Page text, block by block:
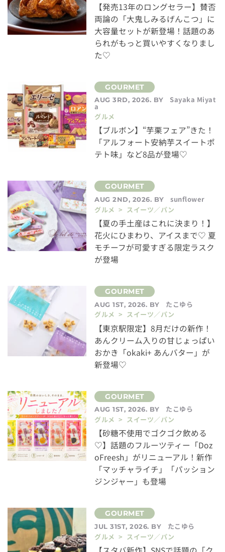
【発売13年のロングセラー】賛否
両論の「大鬼しみるげんこつ」に
大容量セットが新登場！話題のあ
られがもっと買いやすくなりまし
た♡
AUG 3RD, 2026. BY Sayaka Miyat
a
グルメ
【ブルボン】“芋栗フェア”きた！
「アルフォート安納芋スイートポ
テト味」など8品が登場♡
AUG 2ND, 2026. BY
sunflower
グルメ > スイーツ／パン
【夏の手土産はこれに決まり！】
花火にひまわり、アイスまで♡ 夏
モチーフが可愛すぎる限定ラスク
が登場
AUG 1ST, 2026. BY
たこゆら
グルメ > スイーツ／パン
【東京駅限定】8月だけの新作！
あんクリーム入りの甘じょっぱい
おかき「okaki+ あんバター」が
新登場♡
AUG 1ST, 2026. BY
たこゆら
グルメ > スイーツ／パン
【砂糖不使用でゴクゴク飲める
♡】話題のフルーツティー「Doz
oFreesh」がリニューアル！新作
「マッチャライチ」「パッション
ジンジャー」も登場
JUL 31ST, 2026. BY
たこゆら
グルメ > スイーツ／パン